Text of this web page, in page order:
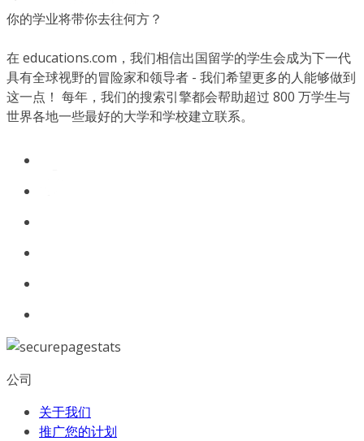
你的学业将带你去往何方？
在 educations.com，我们相信出国留学的学生会成为下一代
具有全球视野的冒险家和领导者 - 我们希望更多的人能够做到
这一点！ 每年，我们的搜索引擎都会帮助超过 800 万学生与
世界各地一些最好的大学和学校建立联系。
公司
关于我们
推广您的计划